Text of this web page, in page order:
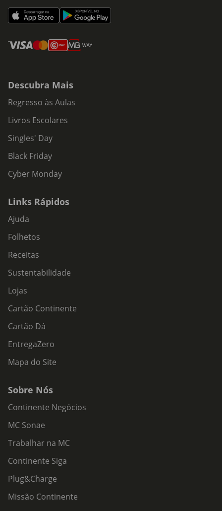
Descubra Mais
Regresso às Aulas
Livros Escolares
Singles' Day
Black Friday
Cyber Monday
Links Rápidos
Ajuda
Folhetos
Receitas
Sustentabilidade
Lojas
Cartão Continente
Cartão Dá
EntregaZero
Mapa do Site
Sobre Nós
Continente Negócios
MC Sonae
Trabalhar na MC
Continente Siga
Plug&Charge
Missão Continente